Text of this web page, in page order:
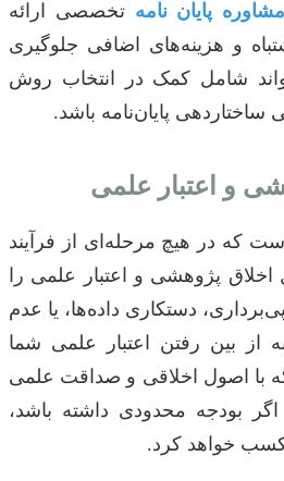
مشاوره پایان نامه تخصصی ارائه
و هزینه‌های اضافی جلوگیری
شامل کمک در انتخاب روش
ساختاردهی پایان‌نامه باشد.
و اعتبار علمی
است که در هیچ مرحله‌ای از فرآیند
اخلاق پژوهشی و اعتبار علمی را
دستکاری داده‌ها، یا عدم
از بین رفتن اعتبار علمی شما
با اصول اخلاقی و صداقت علمی
بودجه محدودی داشته باشد،
خواهد کرد.